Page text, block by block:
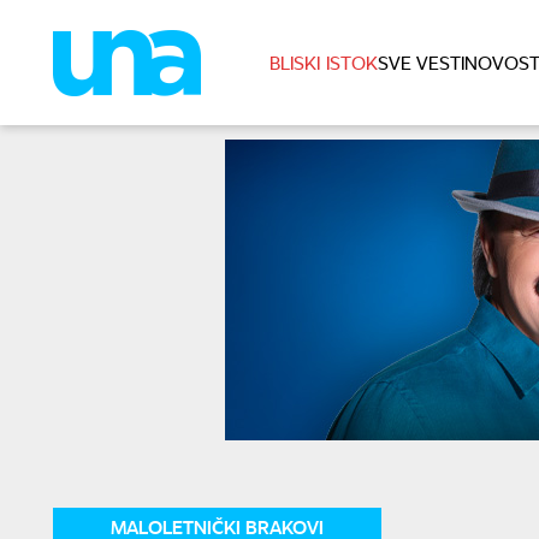
BLISKI ISTOKSVE VESTI
MALOLETNIČKI BRAKOVI